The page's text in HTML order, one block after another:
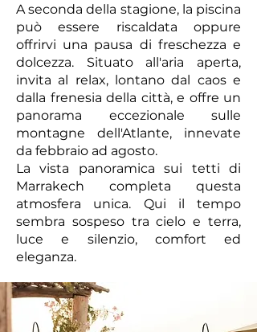
A seconda della stagione, la piscina
può essere riscaldata oppure
offrirvi una pausa di freschezza e
dolcezza. Situato all'aria aperta,
invita al relax, lontano dal caos e
dalla frenesia della città, e offre un
panorama eccezionale sulle
montagne dell'Atlante, innevate
da febbraio ad agosto.
La vista panoramica sui tetti di
Marrakech completa questa
atmosfera unica. Qui il tempo
sembra sospeso tra cielo e terra,
luce e silenzio, comfort ed
eleganza.